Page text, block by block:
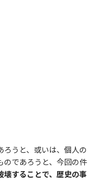
うと、或いは、個人の
のであろうと、今回の件
することで、歴史の事